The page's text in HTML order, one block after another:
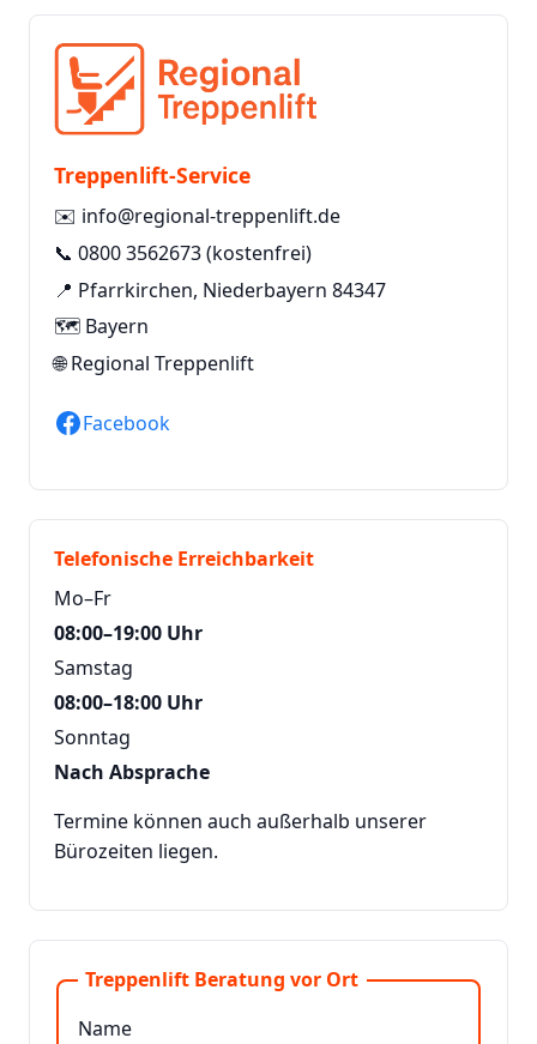
Treppenlift-Service
✉️ info@regional-treppenlift.de
📞 0800 3562673(kostenfrei)
📍 Pfarrkirchen, Niederbayern 84347
🗺️ Bayern
🌐Regional Treppenlift
Facebook
Telefonische Erreichbarkeit
Mo–Fr
08:00–19:00 Uhr
Samstag
08:00–18:00 Uhr
Sonntag
Nach Absprache
Termine können auch außerhalb unserer
Bürozeiten liegen.
Treppenlift Beratung vor Ort
Name